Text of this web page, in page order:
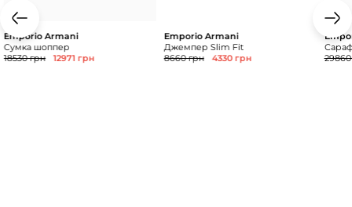
Emporio Armani
Сумка шоппер
18530 грн
12971 грн
Emporio Armani
Джемпер Slim Fit
8660 грн
4330 грн